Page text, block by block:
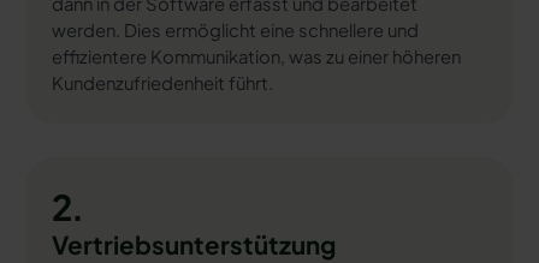
werden. Dies ermöglicht eine schnellere und
effizientere Kommunikation, was zu einer höheren
Kundenzufriedenheit führt.
2.
Vertriebsunterstützung